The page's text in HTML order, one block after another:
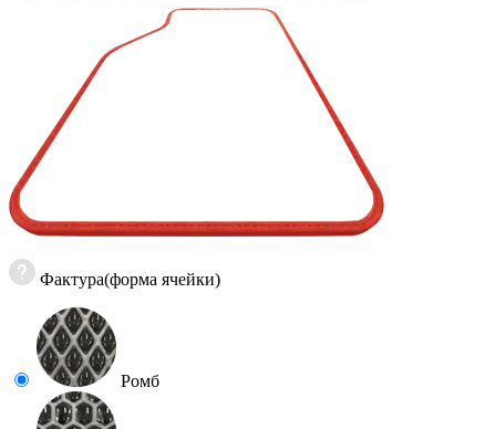
Фактура(форма ячейки)
Ромб